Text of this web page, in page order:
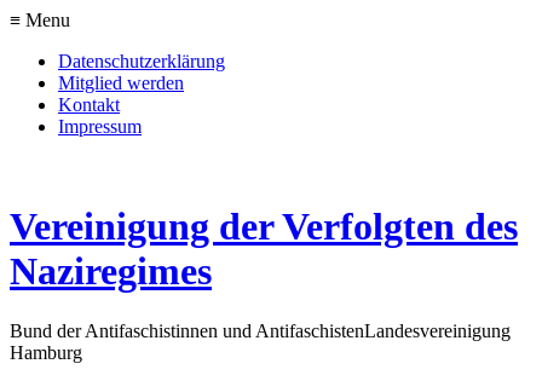
≡ Menu
Datenschutzerklärung
Mitglied werden
Kontakt
Impressum
Vereinigung der Verfolgten des
Naziregimes
Bund der Antifaschistinnen und AntifaschistenLandesvereinigung
Hamburg